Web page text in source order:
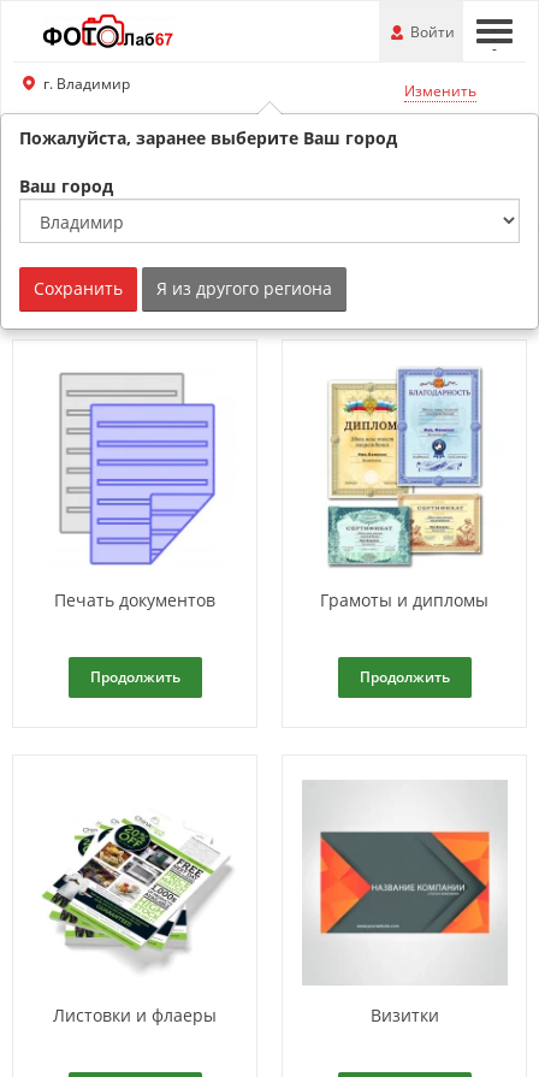
Перейти
основной
информации
---
Войти
г. Владимир Изменить
Обратный звонок
Полиграфия
Печать документов
Продолжить
Грамоты и дипломы
Продолжить
Листовки и флаеры Визитки
Пожалуйста, заранее выберите Ваш город
Ваш город
Сохранить Я из другого региона